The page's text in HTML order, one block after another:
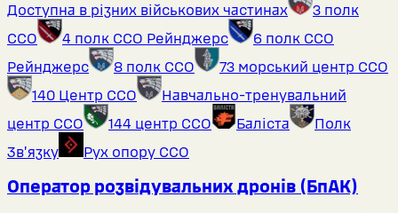
Доступна в різних військових частинах
3 полк
ССО
4 полк ССО Рейнджерс
6 полк ССО
Рейнджерс
8 полк ССО
73 морський центр ССО
140 Центр ССО
Навчально-тренувальний
центр ССО
144 центр ССО Баліста
Полк
Звʼязку
Рух опору ССО
Оператор розвідувальних дронів (БпАК)